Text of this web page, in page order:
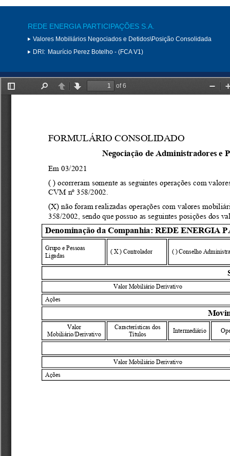
REDE ENERGIA PARTICIPAÇÕES S.A.
Valores Mobiliários Negociados e Detidos\Posição Consolidada
DRI: Maurício Perez Botelho - (FCA V1)